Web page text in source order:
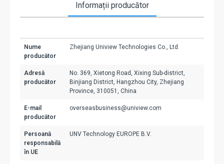
Informații producător
Nume
producător
Zhejiang Uniview Technologies Co., Ltd.
Adresă
producător
No. 369, Xietong Road, Xixing Sub-district,
Binjiang District, Hangzhou City, Zhejiang
Province, 310051, China
E-mail
producător
overseasbusiness@uniview.com
Persoană
responsabilă
în UE
UNV Technology EUROPE B.V.